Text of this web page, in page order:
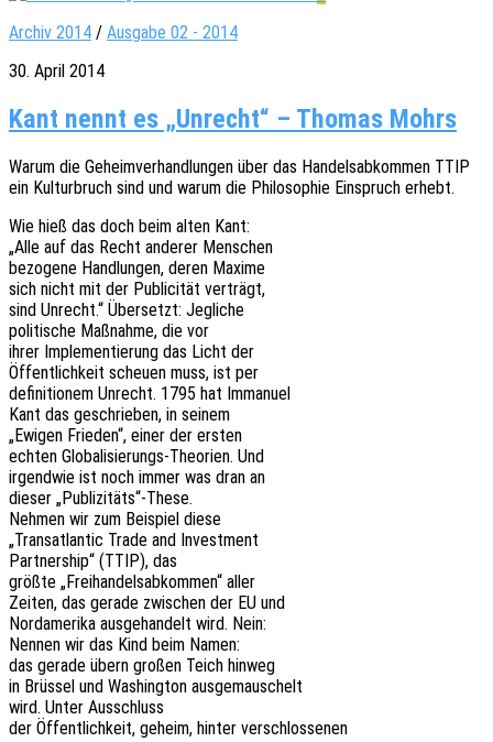
Archiv 2014 / Ausgabe 02 - 2014
30. April 2014
Kant nennt es „Unrecht“ – Thomas Mohrs
Warum die Geheim­ver­hand­lun­gen über das Handels­ab­kom­men TTIP
ein Kultur­bruch sind und warum die Philo­so­phie Einspruch erhebt.
Wie hieß das doch beim alten Kant:
„Alle auf das Recht ande­rer Menschen
bezo­ge­ne Hand­lun­gen, deren Maxime
sich nicht mit der Publi­ci­tät verträgt,
sind Unrecht.“ Über­setzt: Jegliche
poli­ti­sche Maßnah­me, die vor
ihrer Imple­men­tie­rung das Licht der
Öffent­lich­keit scheu­en muss, ist per
defi­ni­tio­nem Unrecht. 1795 hat Immanuel
Kant das geschrie­ben, in seinem
„Ewigen Frie­den“, einer der ersten
echten Globa­li­sie­rungs-Theo­rien. Und
irgend­wie ist noch immer was dran an
dieser „Publizitäts“-These.
Nehmen wir zum Beispiel diese
„Trans­at­lan­tic Trade and Investment
Part­ner­ship“ (TTIP), das
größte „Frei­han­dels­ab­kom­men“ aller
Zeiten, das gerade zwischen der EU und
Nord­ame­ri­ka ausge­han­delt wird. Nein:
Nennen wir das Kind beim Namen:
das gerade übern großen Teich hinweg
in Brüs­sel und Washing­ton ausgemauschelt
wird. Unter Ausschluss
der Öffent­lich­keit, geheim, hinter verschlossenen